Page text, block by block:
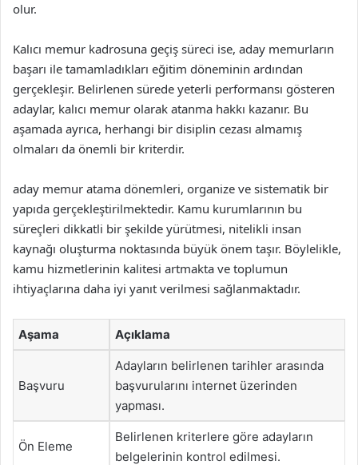
olur.
Kalıcı memur kadrosuna geçiş süreci ise, aday memurların
başarı ile tamamladıkları eğitim döneminin ardından
gerçekleşir. Belirlenen sürede yeterli performansı gösteren
adaylar, kalıcı memur olarak atanma hakkı kazanır. Bu
aşamada ayrıca, herhangi bir disiplin cezası almamış
olmaları da önemli bir kriterdir.
aday memur atama dönemleri, organize ve sistematik bir
yapıda gerçekleştirilmektedir. Kamu kurumlarının bu
süreçleri dikkatli bir şekilde yürütmesi, nitelikli insan
kaynağı oluşturma noktasında büyük önem taşır. Böylelikle,
kamu hizmetlerinin kalitesi artmakta ve toplumun
ihtiyaçlarına daha iyi yanıt verilmesi sağlanmaktadır.
Aşama Açıklama
Başvuru
Adayların belirlenen tarihler arasında
başvurularını internet üzerinden
yapması.
Ön Eleme
Belirlenen kriterlere göre adayların
belgelerinin kontrol edilmesi.